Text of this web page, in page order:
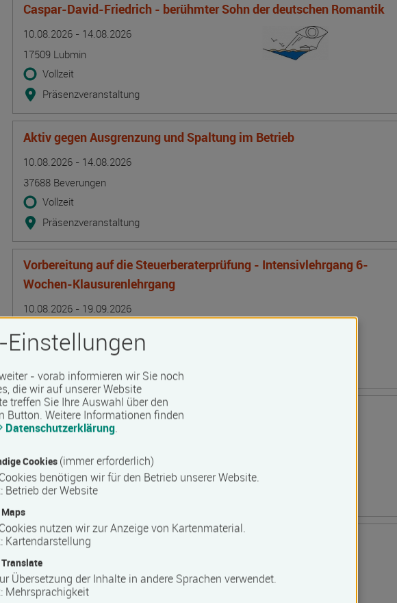
Caspar-David-Friedrich - berühmter Sohn der deutschen Romantik
10.08.2026 - 14.08.2026
17509 Lubmin
Vollzeit
Präsenzveranstaltung
Aktiv gegen Ausgrenzung und Spaltung im Betrieb
10.08.2026 - 14.08.2026
37688 Beverungen
Vollzeit
Präsenzveranstaltung
Vorbereitung auf die Steuerberaterprüfung - Intensivlehrgang 6-
Wochen-Klausurenlehrgang
10.08.2026 - 19.09.2026
24106 Kiel
Vollzeit
Präsenzveranstaltung
Bilanzbuchhalter IHK - Intensivlehrgang (schriftliche Prüfung)
Termin
10.08.2026 - 16.08.2026
Ort
50825 Köln
Zeitmuster
Vollzeit
Lehr- und Lernform
Blended Learning
Bilanzbuchhalter IHK - Intensivlehrgang (schriftliche Prüfung)
Termin
10.08.2026 - 16.08.2026
Ort
20537 Hamburg
Zeitmuster
Lehr- und Lernform
Einstellungen
- vorab informieren wir Sie noch
die wir auf unserer Website
treffen Sie Ihre Auswahl über den
Button. Weitere Informationen finden
Datenschutzerklärung.
Cookies (immer erforderlich)
benötigen wir für den Betrieb unserer Website.
: Betrieb der Website
nutzen wir zur Anzeige von Kartenmaterial.
: Kartendarstellung
Übersetzung der Inhalte in andere Sprachen verwendet.
: Mehrsprachigkeit